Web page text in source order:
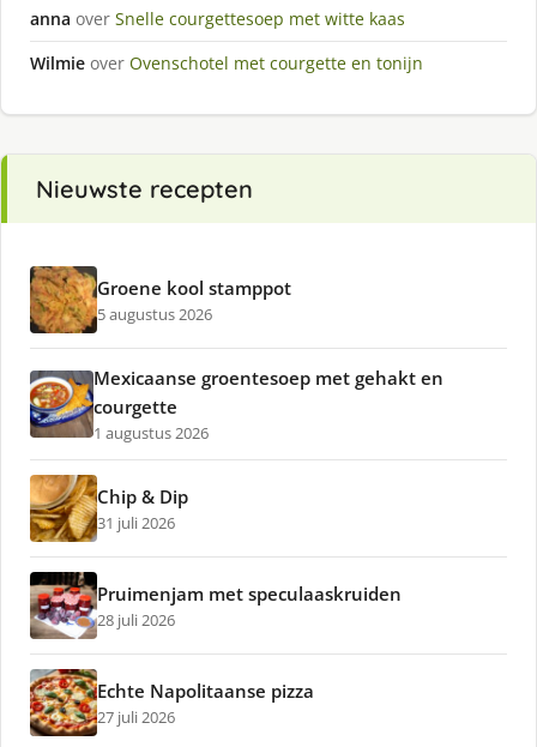
anna over Snelle courgettesoep met witte kaas
Wilmie over Ovenschotel met courgette en tonijn
Nieuwste recepten
Groene kool stamppot
5 augustus 2026
Mexicaanse groentesoep met gehakt en
courgette
1 augustus 2026
Chip & Dip
31 juli 2026
Pruimenjam met speculaaskruiden
28 juli 2026
Echte Napolitaanse pizza
27 juli 2026